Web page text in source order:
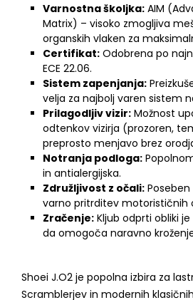
Varnostna školjka: AIM
Matrix) – visoko zmogljiva
organskih vlaken za
Certifikat: Odobrena po
ECE 22.06.
Sistem zapenjanja:
velja za najbolj varen sistem
Prilagodljiv vizir: Možnost
odtenkov vizirja (prozoren,
preprosto menjavo brez
Notranja podloga:
in antialergijska.
Združljivost z očali:
varno pritrditev motorističnih
Zračenje: Kljub odprti obliki
da omogoča naravno
Shoei J.O2 je popolna izbira za
Scramblerjev in modernih